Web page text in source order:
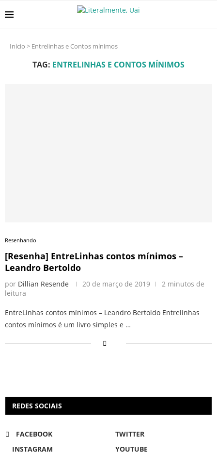
Início > Entrelinhas e Contos mínimos
TAG: ENTRELINHAS E CONTOS MÍNIMOS
Resenhando
[Resenha] EntreLinhas contos mínimos –
Leandro Bertoldo
por Dillian Resende 20 de março de 2019
2 minutos de
leitura
EntreLinhas contos mínimos – Leandro Bertoldo Entrelinhas
contos mínimos é um livro simples e …
REDES SOCIAIS
FACEBOOK
TWITTER
INSTAGRAM
YOUTUBE